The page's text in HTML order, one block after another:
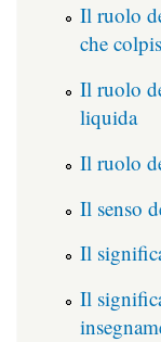
Il ruolo
che
Il ruolo
liquida
Il ruolo
Il senso
Il
Il